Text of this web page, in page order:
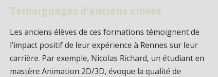
Témoignages d’anciens élèves
Les anciens élèves de ces formations témoignent de
l’impact positif de leur expérience à Rennes sur leur
carrière. Par exemple, Nicolas Richard, un étudiant en
mastère Animation 2D/3D, évoque la qualité de